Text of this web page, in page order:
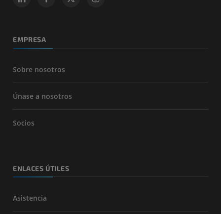
EMPRESA
Sobre nosotros
Únase a nosotros
Socios
ENLACES ÚTILES
Asistencia